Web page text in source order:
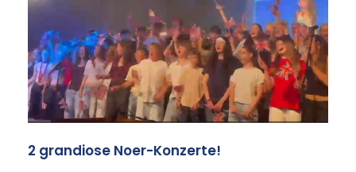
2 grandiose Noer-Konzerte!